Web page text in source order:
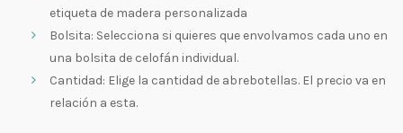
etiqueta de madera personalizada
Bolsita: Selecciona si quieres que envolvamos cada uno en
una bolsita de celofán individual.
Cantidad: Elige la cantidad de abrebotellas. El precio va en
relación a esta.